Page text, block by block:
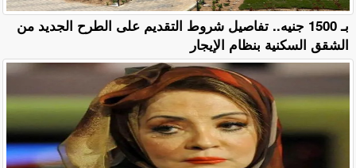
بـ 1500 جنيه.. تفاصيل شروط التقديم على الطرح الجديد من
الشقق السكنية بنظام الإيجار